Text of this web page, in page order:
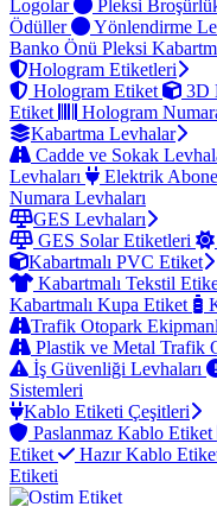
Logolar
Pleksi
Ödüller
Yönlendirme
Banko Önü Pleksi
Hologram Etiketleri
Hologram Etiket
3D
Etiket
Hologram
Kabartma Levhalar
Cadde ve Sokak
Levhaları
Elektrik
Numara Levhaları
GES Levhaları
GES Solar Etiketleri
Kabartmalı PVC Etiket
Kabartmalı Tekstil
Kabartmalı Kupa Etiket
Trafik Otopark
Plastik ve Metal Trafik
İş Güvenliği Levhaları
Sistemleri
Kablo Etiketi Çeşitleri
Paslanmaz Kablo Etiket
Etiket
Hazır Kablo
Etiketi